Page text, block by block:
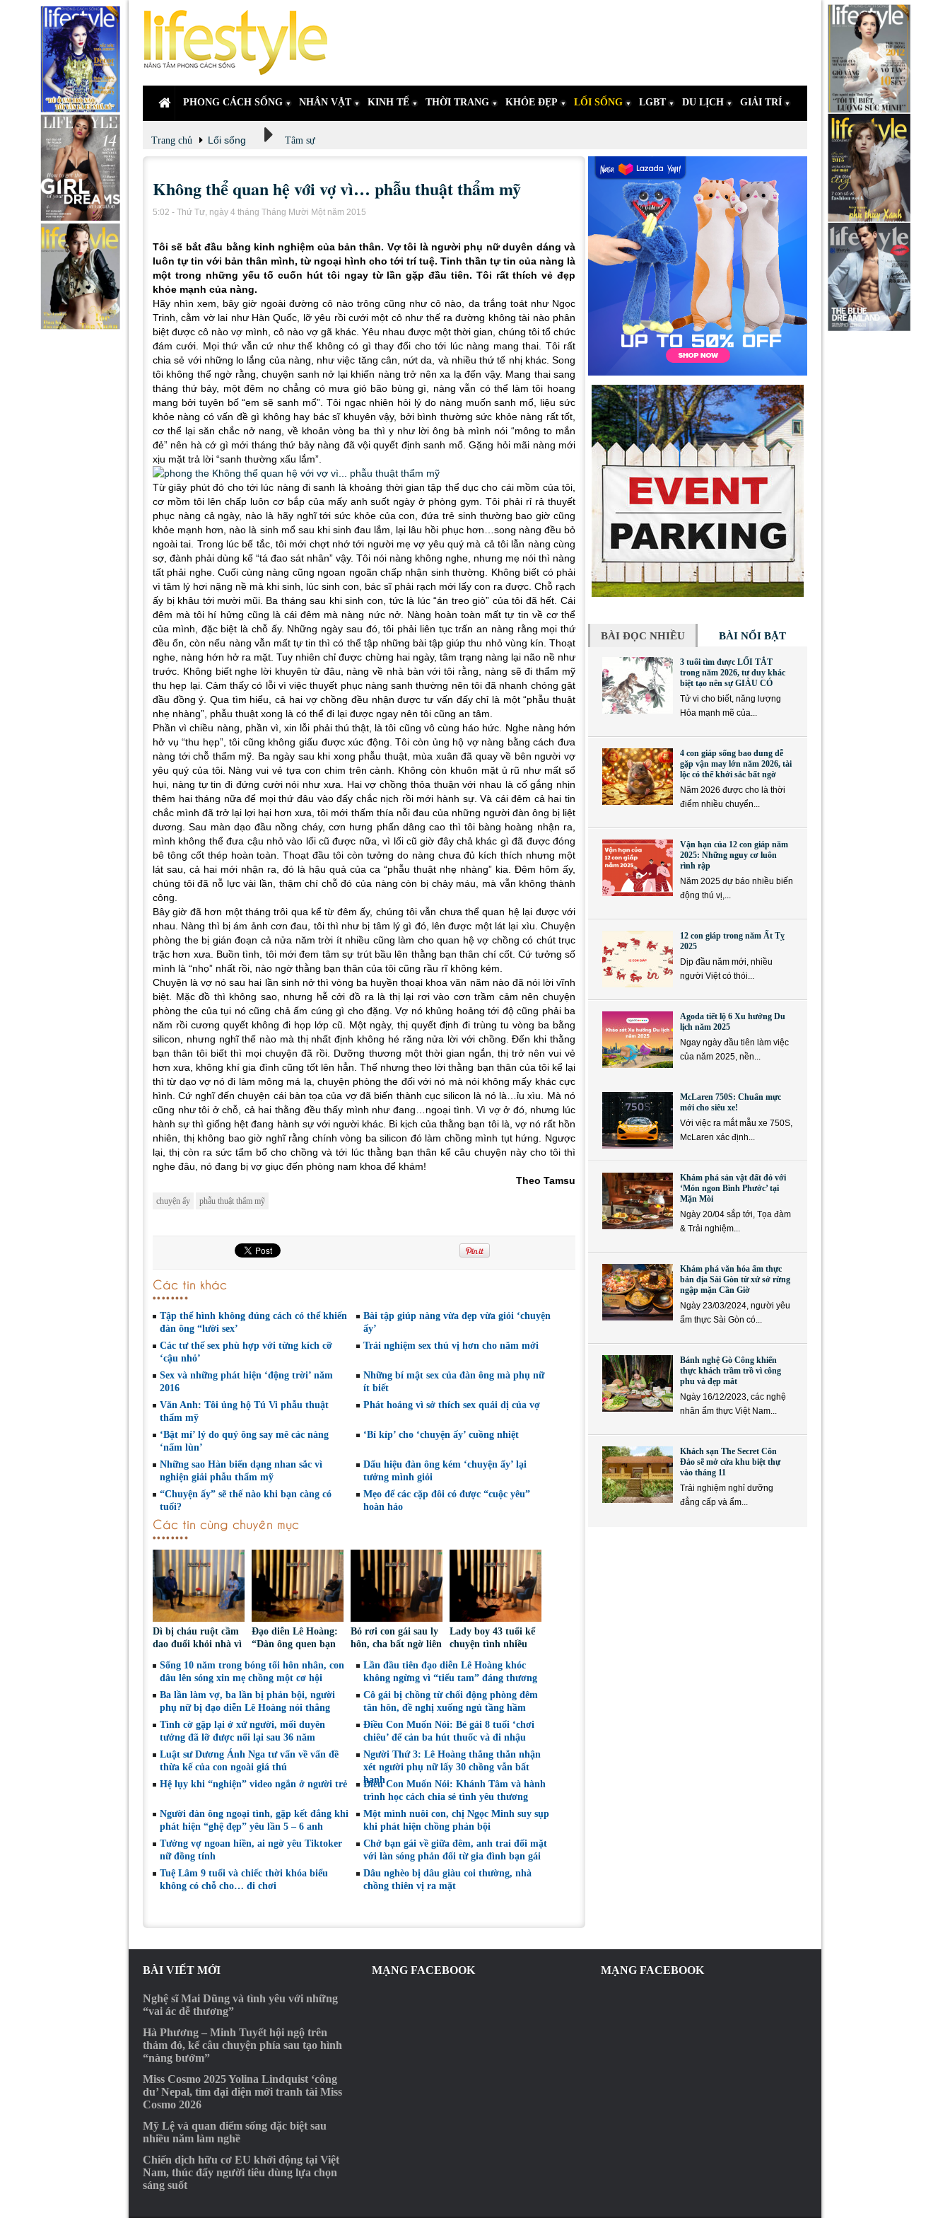
PHONG CÁCH SỐNG NHÂN VẬT KINH TẾ THỜI TRANG KHỎE ĐẸP LỐI SỐNG LGBT DU LỊCH GIẢI TRÍ
Trang chủ Lối sống Tâm sự
Không thể quan hệ với vợ vì… phẫu thuật thẩm mỹ
5:02 - Thứ Tư, ngày 4 tháng Tháng Mười Một năm 2015
Tôi sẽ bắt đầu bằng kinh nghiệm của bản thân. Vợ tôi là người phụ nữ duyên dáng và
luôn tự tin với bản thân mình, từ ngoại hình cho tới trí tuệ. Tinh thần tự tin của nàng là
một trong những yếu tố cuốn hút tôi ngay từ lần gặp đầu tiên. Tôi rất thích vẻ đẹp
khỏe mạnh của nàng.
Hãy nhìn xem, bây giờ ngoài đường cô nào trông cũng như cô nào, da trắng toát như Ngọc
Trinh, cằm vờ lai như Hàn Quốc, lỡ yêu rồi cưới một cô như thế ra đường không tài nào phân
biệt được cô nào vợ mình, cô nào vợ gã khác. Yêu nhau được một thời gian, chúng tôi tổ chức
đám cưới. Mọi thứ vẫn cứ như thế không có gì thay đổi cho tới lúc nàng mang thai. Tôi rất
chia sẻ với những lo lắng của nàng, như việc tăng cân, nứt da, và nhiều thứ tế nhị khác. Song
tôi không thể ngờ rằng, chuyện sanh nở lại khiến nàng trở nên xa lạ đến vậy. Mang thai sang
tháng thứ bảy, một đêm nọ chẳng có mưa gió bão bùng gì, nàng vẫn có thể làm tôi hoang
mang bởi tuyên bố “em sẽ sanh mổ”. Tôi ngạc nhiên hỏi lý do nàng muốn sanh mổ, liệu sức
khỏe nàng có vấn đề gì không hay bác sĩ khuyên vậy, bởi bình thường sức khỏe nàng rất tốt,
cơ thể lại săn chắc nở nang, về khoản vòng ba thì y như lời ông bà mình nói “mông to mắn
đẻ” nên hà cớ gì mới tháng thứ bảy nàng đã vội quyết định sanh mổ. Gặng hỏi mãi nàng mới
xịu mặt trả lời “sanh thường xấu lắm”.
Từ giây phút đó cho tới lúc nàng đi sanh là khoảng thời gian tập thể dục cho cái mồm của tôi,
cơ mồm tôi lên chấp luôn cơ bắp của mấy anh suốt ngày ở phòng gym. Tôi phải rỉ rả thuyết
phục nàng cả ngày, nào là hãy nghĩ tới sức khỏe của con, đứa trẻ sinh thường bao giờ cũng
khỏe mạnh hơn, nào là sinh mổ sau khi sinh đau lắm, lại lâu hồi phục hơn…song nàng đều bỏ
ngoài tai. Trong lúc bế tắc, tôi mới chợt nhớ tới người mẹ vợ yêu quý mà cả tôi lẫn nàng cùng
sợ, đành phải dùng kế “tá đao sát nhân” vậy. Tôi nói nàng không nghe, nhưng mẹ nói thì nàng
tất phải nghe. Cuối cùng nàng cũng ngoan ngoãn chấp nhận sinh thường. Không biết có phải
vì tâm lý hơi nặng nề mà khi sinh, lúc sinh con, bác sĩ phải rạch mới lấy con ra được. Chỗ rạch
ấy bị khâu tới mười mũi. Ba tháng sau khi sinh con, tức là lúc “án treo giò” của tôi đã hết. Cái
đêm mà tôi hí hửng cũng là cái đêm mà nàng nức nở. Nàng hoàn toàn mất tự tin về cơ thể
của mình, đặc biệt là chỗ ấy. Những ngày sau đó, tôi phải liên tục trấn an nàng rằng mọi thứ
đều ổn, còn nếu nàng vẫn mất tự tin thì có thể tập những bài tập giúp thu nhỏ vùng kín. Thoạt
nghe, nàng hớn hở ra mặt. Tuy nhiên chỉ được chừng hai ngày, tâm trạng nàng lại não nề như
trước. Không biết nghe lời khuyên từ đâu, nàng về nhà bàn với tôi rằng, nàng sẽ đi thẩm mỹ
thu hẹp lại. Cảm thấy có lỗi vì việc thuyết phục nàng sanh thường nên tôi đã nhanh chóng gật
đầu đồng ý. Qua tìm hiểu, cả hai vợ chồng đều nhận được tư vấn đấy chỉ là một “phẫu thuật
nhẹ nhàng”, phẫu thuật xong là có thể đi lại được ngay nên tôi cũng an tâm.
Phần vì chiều nàng, phần vì, xin lỗi phải thú thật, là tôi cũng vô cùng háo hức. Nghe nàng hớn
hở vụ “thu hẹp”, tôi cũng không giấu được xúc động. Tôi còn ủng hộ vợ nàng bằng cách đưa
nàng tới chỗ thẩm mỹ. Ba ngày sau khi xong phẫu thuật, mùa xuân đã quay về bên người vợ
yêu quý của tôi. Nàng vui vẻ tựa con chim trên cành. Không còn khuôn mặt ủ rũ như mất sổ
hụi, nàng tự tin đi đứng cười nói như xưa. Hai vợ chồng thỏa thuận với nhau là cố gắng nhịn
thêm hai tháng nữa để mọi thứ đâu vào đấy chắc nịch rồi mới hành sự. Và cái đêm cả hai tin
chắc mình đã trở lại lợi hại hơn xưa, tôi mới thấm thía nỗi đau của những người đàn ông bị liệt
dương. Sau màn dạo đầu nồng cháy, cơn hưng phấn dâng cao thì tôi bàng hoàng nhận ra,
mình không thể đưa cậu nhỏ vào lối cũ được nữa, vì lối cũ giờ đây chả khác gì đã được đóng
bê tông cốt thép hoàn toàn. Thoạt đầu tôi còn tưởng do nàng chưa đủ kích thích nhưng một
lát sau, cả hai mới nhận ra, đó là hậu quả của ca “phẫu thuật nhẹ nhàng” kia. Đêm hôm ấy,
chúng tôi đã nỗ lực vài lần, thậm chí chỗ đó của nàng còn bị chảy máu, mà vẫn không thành
công.
Bây giờ đã hơn một tháng trôi qua kể từ đêm ấy, chúng tôi vẫn chưa thể quan hệ lại được với
nhau. Nàng thì bị ám ảnh cơn đau, tôi thì như bị tâm lý gì đó, lên được một lát lại xìu. Chuyện
phòng the bị gián đoạn cả nửa năm trời ít nhiều cũng làm cho quan hệ vợ chồng có chút trục
trặc hơn xưa. Buồn tình, tôi mới đem tâm sự trút bầu lên thằng bạn thân chí cốt. Cứ tưởng số
mình là “nhọ” nhất rồi, nào ngờ thằng bạn thân của tôi cũng rầu rĩ không kém.
Chuyện là vợ nó sau hai lần sinh nở thì vòng ba huyền thoại khoa văn năm nào đã nói lời vĩnh
biệt. Mặc đồ thì không sao, nhưng hễ cởi đồ ra là thị lại rơi vào cơn trầm cảm nên chuyện
phòng the của tụi nó cũng chả ấm cúng gì cho đặng. Vợ nó khủng hoảng tới độ cũng phải ba
năm rồi cương quyết không đi họp lớp cũ. Một ngày, thị quyết định đi trùng tu vòng ba bằng
silicon, nhưng nghĩ thế nào mà thị nhất định không hé răng nửa lời với chồng. Đến khi thằng
bạn thân tôi biết thì mọi chuyện đã rồi. Dưỡng thương một thời gian ngắn, thị trở nên vui vẻ
hơn xưa, không khí gia đình cũng tốt lên hẳn. Thế nhưng theo lời thằng bạn thân của tôi kể lại
thì từ dạo vợ nó đi làm mông má lạ, chuyện phòng the đối với nó mà nói không mấy khác cực
hình. Cứ nghĩ đến chuyện cái bàn tọa của vợ đã biến thành cục silicon là nó là…ỉu xìu. Mà nó
cũng như tôi ở chỗ, cả hai thằng đều thấy mình như đang…ngoại tình. Vì vợ ở đó, nhưng lúc
hành sự thì giống hệt đang hành sự với người khác. Bi kịch của thằng bạn tôi là, vợ nó rất hồn
nhiên, thị không bao giờ nghĩ rằng chính vòng ba silicon đó làm chồng mình tụt hứng. Ngược
lại, thị còn ra sức tẩm bổ cho chồng và tới lúc thằng bạn thân kể câu chuyện này cho tôi thì
nghe đâu, nó đang bị vợ giục đến phòng nam khoa để khám!
Theo Tamsu
chuyện ấy phẫu thuật thẩm mỹ
Các tin khác
Tập thể hình không đúng cách có thể khiến
đàn ông “lười sex’
Bài tập giúp nàng vừa đẹp vừa giỏi ‘chuyện
ấy’
Các tư thế sex phù hợp với từng kích cỡ
‘cậu nhỏ’
Trải nghiệm sex thú vị hơn cho năm mới
Sex và những phát hiện ‘động trời’ năm
2016
Những bí mật sex của đàn ông mà phụ nữ
ít biết
Văn Anh: Tôi ủng hộ Tú Vi phẫu thuật
thẩm mỹ
Phát hoảng vì sở thích sex quái dị của vợ
‘Bật mí’ lý do quý ông say mê các nàng
‘nấm lùn’
‘Bí kíp’ cho ‘chuyện ấy’ cuồng nhiệt
Những sao Hàn biến dạng nhan sắc vì
nghiện giải phẫu thẩm mỹ
Dấu hiệu đàn ông kém ‘chuyện ấy’ lại
tưởng mình giỏi
“Chuyện ấy” sẽ thế nào khi bạn càng có
tuổi?
Mẹo để các cặp đôi có được “cuộc yêu”
hoàn hảo
Các tin cùng chuyên mục
Dì bị cháu ruột cầm
dao đuổi khỏi nhà vì
hương hỏa
Đạo diễn Lê Hoàng:
“Đàn ông quen bạn
cưới thì hỏng bét
rồi”
Bỏ rơi con gái sau ly
hôn, cha bất ngờ liên
tụng cấp dưỡng
Lady boy 43 tuổi kể
chuyện tình nhiều
từng mất niềm tin
vào tình yêu
Sống 10 năm trong bóng tối hôn nhân, con
dâu lên sóng xin mẹ chồng một cơ hội
Lần đầu tiên đạo diễn Lê Hoàng khóc
không ngừng vì “tiểu tam” đáng thương
Ba lần làm vợ, ba lần bị phản bội, người
phụ nữ bị đạo diễn Lê Hoàng nói thẳng
Cô gái bị chồng từ chối động phòng đêm
tân hôn, đề nghị xuống ngủ tầng hầm
Tình cờ gặp lại ở xứ người, mối duyên
tưởng đã lỡ được nối lại sau 36 năm
Điều Con Muốn Nói: Bé gái 8 tuổi ‘chơi
chiêu’ để cản ba hút thuốc và đi nhậu
Luật sư Dương Ánh Nga tư vấn về vấn đề
thừa kế của con ngoài giá thú
Người Thứ 3: Lê Hoàng thẳng thắn nhận
xét người phụ nữ lấy 30 chồng vẫn bất
hạnh
Hệ lụy khi “nghiện” video ngắn ở người trẻ
Điều Con Muốn Nói: Khánh Tâm và hành
trình học cách chia sẻ tình yêu thương
Người đàn ông ngoại tình, gặp kết đắng khi
phát hiện “ghệ đẹp” yêu lần 5 – 6 anh
Một mình nuôi con, chị Ngọc Minh suy sụp
khi phát hiện chồng phản bội
Tưởng vợ ngoan hiền, ai ngờ yêu Tiktoker
nữ đồng tính
Chở bạn gái về giữa đêm, anh trai đối mặt
với làn sóng phản đối từ gia đình bạn gái
Tuệ Lâm 9 tuổi và chiếc thời khóa biểu
không có chỗ cho… đi chơi
Dâu nghèo bị dâu giàu coi thường, nhà
chồng thiên vị ra mặt
BÀI ĐỌC NHIỀU BÀI NỔI BẬT
3 tuổi tìm được LỐI TẮT
trong năm 2026, tư duy khác
biệt tạo nên sự GIÀU CÓ
Tử vi cho biết, năng lượng
Hỏa mạnh mẽ của...
4 con giáp sống bao dung dễ
gặp vận may lớn năm 2026, tài
lộc có thể khởi sắc bất ngờ
Năm 2026 được cho là thời
điểm nhiều chuyển...
Vận hạn của 12 con giáp năm
2025: Những nguy cơ luôn
rình rập
Năm 2025 dự báo nhiều biến
động thú vị,...
12 con giáp trong năm Ất Tỵ
2025
Dịp đầu năm mới, nhiều
người Việt có thói...
Agoda tiết lộ 6 Xu hướng Du
lịch năm 2025
Ngay ngày đầu tiên làm việc
của năm 2025, nền...
McLaren 750S: Chuẩn mực
mới cho siêu xe!
Với việc ra mắt mẫu xe 750S,
McLaren xác định...
Khám phá sản vật đất đỏ với
‘Món ngon Bình Phước’ tại
Mặn Mòi
Ngày 20/04 sắp tới, Tọa đàm
& Trải nghiệm...
Khám phá văn hóa ẩm thực
bản địa Sài Gòn từ xứ sở rừng
ngập mặn Cần Giờ
Ngày 23/03/2024, người yêu
ẩm thực Sài Gòn có...
Bánh nghệ Gò Công khiến
thực khách trầm trồ vì công
phu và đẹp mắt
Ngày 16/12/2023, các nghệ
nhân ẩm thực Việt Nam...
Khách sạn The Secret Côn
Đảo sẽ mở cửa khu biệt thự
vào tháng 11
Trải nghiệm nghỉ dưỡng
đẳng cấp và ẩm...
BÀI VIẾT MỚI
Nghệ sĩ Mai Dũng và tình yêu với những
“vai ác dễ thương”
Hà Phương – Minh Tuyết hội ngộ trên
thảm đỏ, kể câu chuyện phía sau tạo hình
“nàng bướm”
Miss Cosmo 2025 Yolina Lindquist ‘công
du’ Nepal, tìm đại diện mới tranh tài Miss
Cosmo 2026
Mỹ Lệ và quan điểm sống đặc biệt sau
nhiều năm làm nghề
Chiến dịch hữu cơ EU khởi động tại Việt
Nam, thúc đẩy người tiêu dùng lựa chọn
sáng suốt
MẠNG FACEBOOK MẠNG FACEBOOK